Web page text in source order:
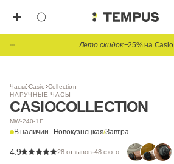
Лето скидок−25% на Casio
Часы Casio Collection
НАРУЧНЫЕ ЧАСЫ
CASIOCOLLECTION
MW-240-1E
В наличии Новокузнецкая/Завтра
4.9 28 отзывов·48 фото
BESTSELLER